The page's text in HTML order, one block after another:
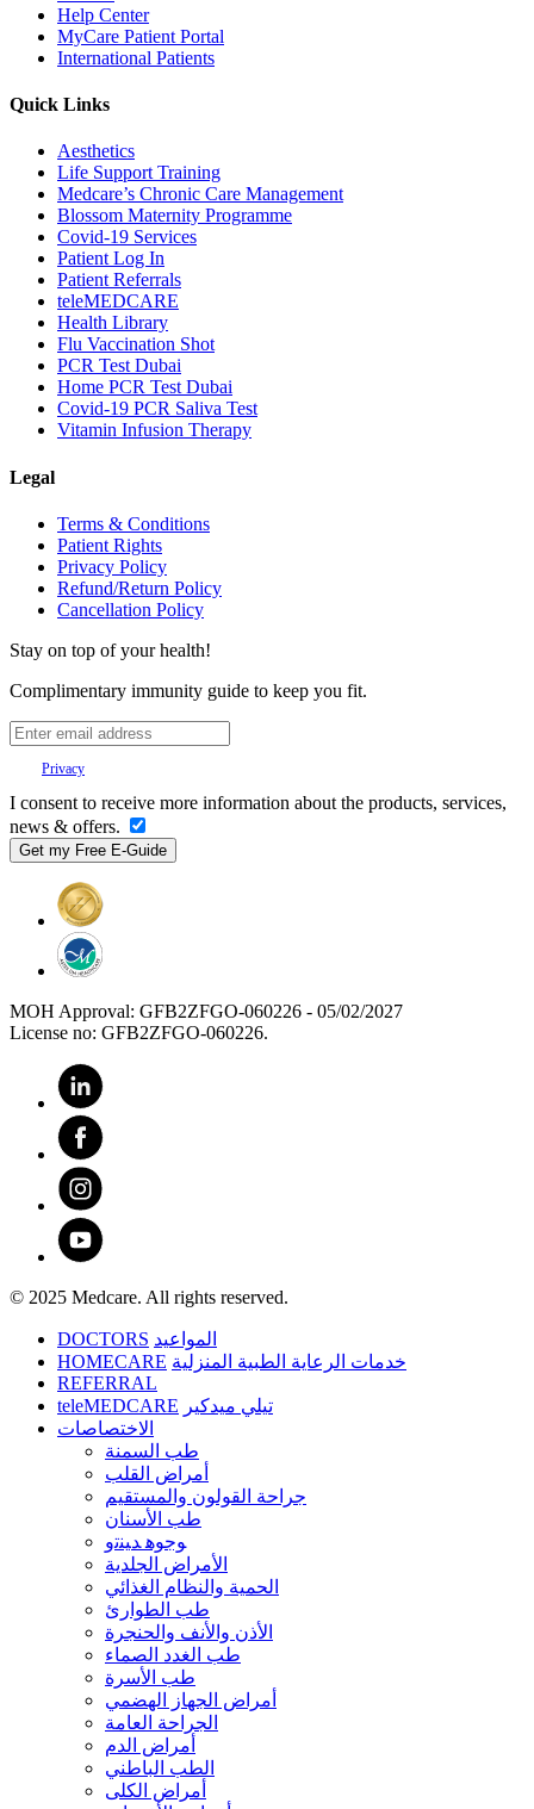
Help Center
MyCare Patient Portal
International Patients
Quick Links
Aesthetics
Life Support Training
Medcare’s Chronic Care Management
Blossom Maternity Programme
Covid-19 Services
Patient Log In
Patient Referrals
teleMEDCARE
Health Library
Flu Vaccination Shot
PCR Test Dubai
Home PCR Test Dubai
Covid-19 PCR Saliva Test
Vitamin Infusion Therapy
Legal
Terms & Conditions
Patient Rights
Privacy Policy
Refund/Return Policy
Cancellation Policy
Stay on top of your health!
Complimentary immunity guide to keep you fit.
Privacy
I consent to receive more information about the products, services,
news & offers.
MOH Approval: GFB2ZFGO-060226 - 05/02/2027
License no: GFB2ZFGO-060226.
© 2025 Medcare. All rights reserved.
DOCTORS المواعيد
HOMECARE خدمات الرعاية الطبية المنزلية
REFERRAL
teleMEDCARE تيلي ميدكير
الاختصاصات
طب السمنة
أمراض القلب
جراحة القولون والمستقيم
طب الأسنان
ﻮﺟﻮﻫ ﺪﻴﻨﺗﻭ
الأمراض الجلدية
الحمية والنظام الغذائي
طب الطوارئ
الأذن والأنف والحنجرة
طب الغدد الصماء
طب الأسرة
أمراض الجهاز الهضمي
الجراحة العامة
أمراض الدم
الطب الباطني
أمراض الكلى